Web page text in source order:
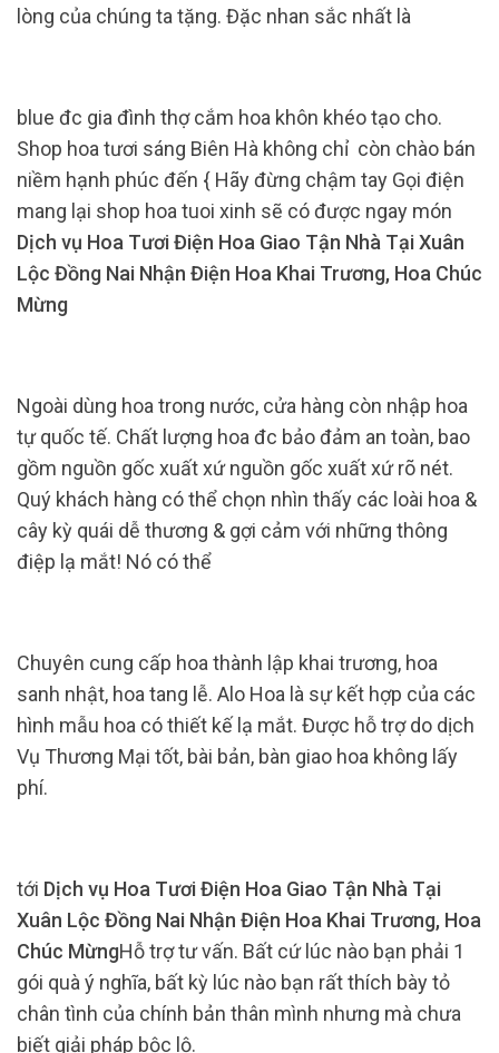
lòng của chúng ta tặng. Đặc nhan sắc nhất là
blue đc gia đình thợ cắm hoa khôn khéo tạo cho.
Shop hoa tươi sáng Biên Hà không chỉ còn chào bán
niềm hạnh phúc đến { Hãy đừng chậm tay Gọi điện
mang lại shop hoa tuoi xinh sẽ có được ngay món
Dịch vụ Hoa Tươi Điện Hoa Giao Tận Nhà Tại Xuân
Lộc Đồng Nai Nhận Điện Hoa Khai Trương, Hoa Chúc
Mừng
Ngoài dùng hoa trong nước, cửa hàng còn nhập hoa
tự quốc tế. Chất lượng hoa đc bảo đảm an toàn, bao
gồm nguồn gốc xuất xứ nguồn gốc xuất xứ rõ nét.
Quý khách hàng có thể chọn nhìn thấy các loài hoa &
cây kỳ quái dễ thương & gợi cảm với những thông
điệp lạ mắt! Nó có thể
Chuyên cung cấp hoa thành lập khai trương, hoa
sanh nhật, hoa tang lễ. Alo Hoa là sự kết hợp của các
hình mẫu hoa có thiết kế lạ mắt. Được hỗ trợ do dịch
Vụ Thương Mại tốt, bài bản, bàn giao hoa không lấy
phí.
tới Dịch vụ Hoa Tươi Điện Hoa Giao Tận Nhà Tại
Xuân Lộc Đồng Nai Nhận Điện Hoa Khai Trương, Hoa
Chúc MừngHỗ trợ tư vấn. Bất cứ lúc nào bạn phải 1
gói quà ý nghĩa, bất kỳ lúc nào bạn rất thích bày tỏ
chân tình của chính bản thân mình nhưng mà chưa
biết giải pháp bộc lộ.